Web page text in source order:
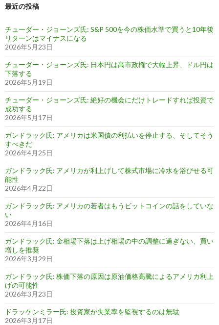
最近の投稿
チューダー・ジョーンズ氏: S&P 500を今の株価水準で買うと10年後
リターンはマイナスになる
2026年5月23日
チューダー・ジョーンズ氏: 日本円は高市政権で大幅上昇、ドル円は
下落する
2026年5月19日
チューダー・ジョーンズ氏: 絶好の機会にだけトレードすれば投資で
成功する
2026年5月17日
ガンドラック氏: アメリカは米国債の利払いを停止する、そしてそう
すべきだ
2026年4月25日
ガンドラック氏: アメリカが利上げして株式市場に冷水を浴びせる可
能性
2026年4月22日
ガンドラック氏: アメリカの若者はもうビットコインの話をしていな
い
2026年4月16日
ガンドラック氏: 金相場下落は上げ相場の中の調整に過ぎない、買い
増しを推奨
2026年3月29日
ガンドラック氏: 株価下落の原因は原油価格高騰によるアメリカ利上
げの可能性
2026年3月23日
ドラッケンミラー氏: 投資家が失業率を監視するのは無駄
2026年3月17日